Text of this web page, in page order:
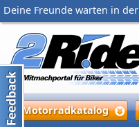
Deine Freunde warten in der
Motorradkatalog